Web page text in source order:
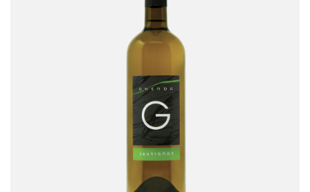
Sauvignon